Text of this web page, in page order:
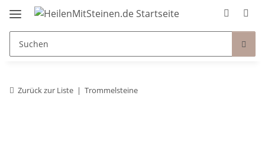
Zurück zur Liste Trommelsteine